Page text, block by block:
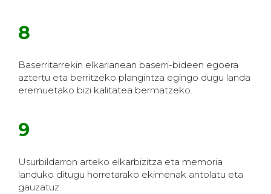
8
Baserritarrekin elkarlanean baserri-bideen egoera
aztertu eta berritzeko plangintza egingo dugu landa
eremuetako bizi kalitatea bermatzeko.
9
Usurbildarron arteko elkarbizitza eta memoria
landuko ditugu horretarako ekimenak antolatu eta
gauzatuz.